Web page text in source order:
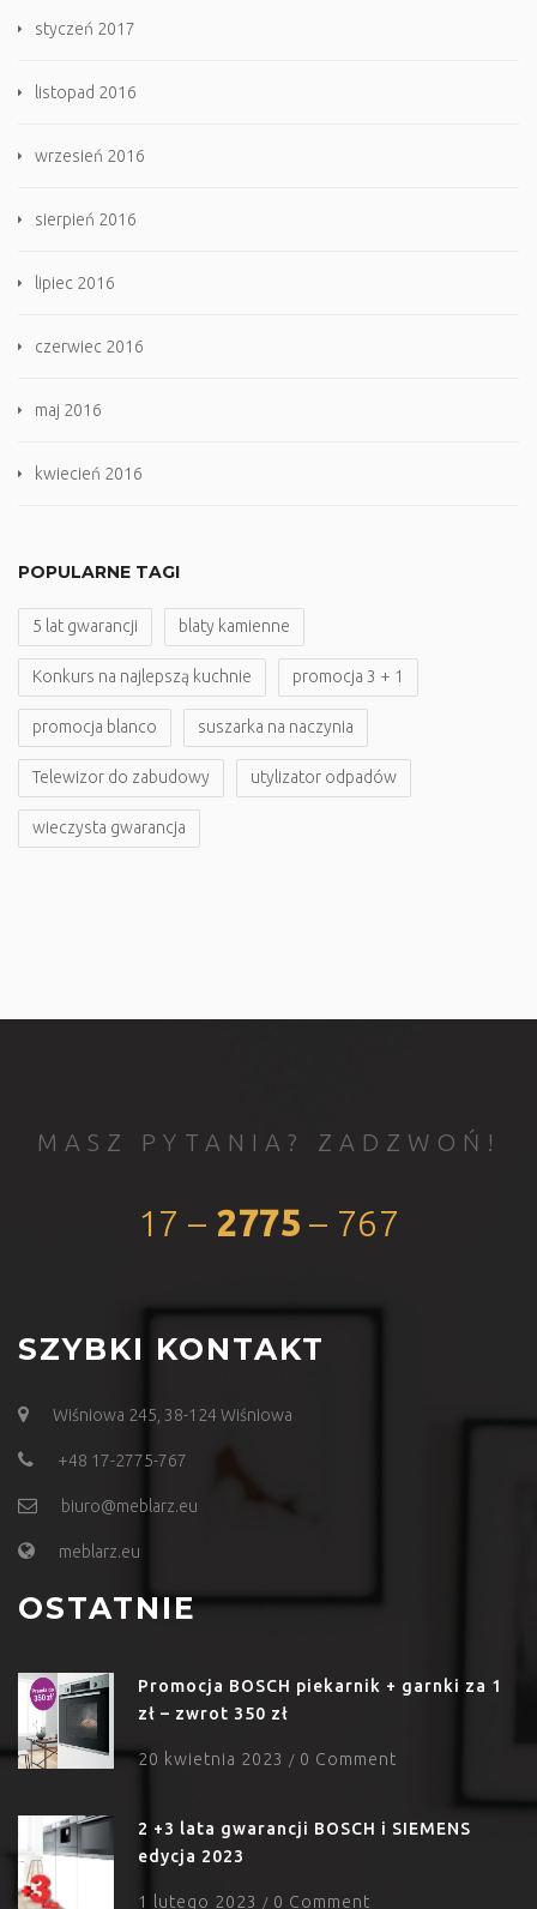
styczeń 2017
listopad 2016
wrzesień 2016
sierpień 2016
lipiec 2016
czerwiec 2016
maj 2016
kwiecień 2016
POPULARNE TAGI
5 lat gwarancji blaty kamienne
Konkurs na najlepszą kuchnie promocja 3 + 1
promocja blanco suszarka na naczynia
Telewizor do zabudowy utylizator odpadów
wieczysta gwarancja
MASZ PYTANIA? ZADZWOŃ!
17 – 2775 – 767
SZYBKI KONTAKT
Wiśniowa 245, 38-124 Wiśniowa
+48 17-2775-767
biuro@meblarz.eu
meblarz.eu
OSTATNIE
Promocja BOSCH piekarnik + garnki za 1
zł – zwrot 350 zł
20 kwietnia 2023 / 0 Comment
2 +3 lata gwarancji BOSCH i SIEMENS
edycja 2023
1 lutego 2023 / 0 Comment